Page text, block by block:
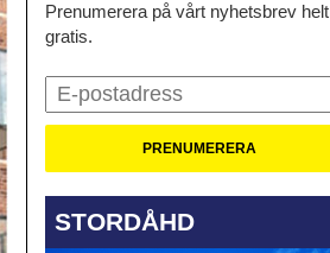
Prenumerera på vårt nyhetsbrev helt
gratis.
STORDÅHD